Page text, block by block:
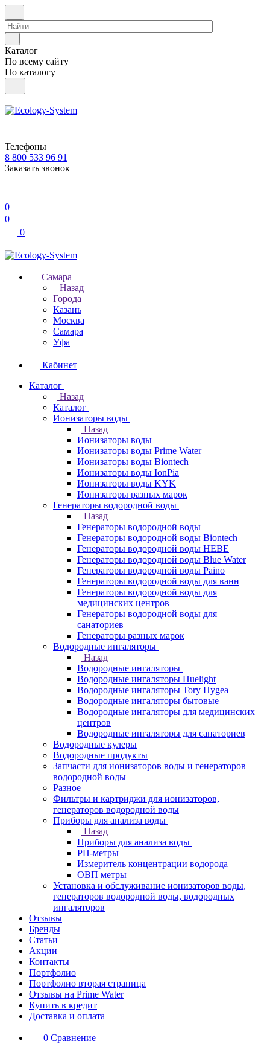
Каталог
По всему сайту
По каталогу
Телефоны
8 800 533 96 91
Заказать звонок
0
0
0
Самара
Назад
Города
Казань
Москва
Самара
Уфа
Кабинет
Каталог
Назад
Каталог
Ионизаторы воды
Назад
Ионизаторы воды
Ионизаторы воды Prime Water
Ионизаторы воды Biontech
Ионизаторы воды IonPia
Ионизаторы воды KYK
Ионизаторы разных марок
Генераторы водородной воды
Назад
Генераторы водородной воды
Генераторы водородной воды Biontech
Генераторы водородной воды HEBE
Генераторы водородной воды Blue Water
Генераторы водородной воды Paino
Генераторы водородной воды для ванн
Генераторы водородной воды для
медицинских центров
Генераторы водородной воды для
санаториев
Генераторы разных марок
Водородные ингаляторы
Назад
Водородные ингаляторы
Водородные ингаляторы Huelight
Водородные ингаляторы Tory Hygea
Водородные ингаляторы бытовые
Водородные ингаляторы для медицинских
центров
Водородные ингаляторы для санаториев
Водородные кулеры
Водородные продукты
Запчасти для ионизаторов воды и генераторов
водородной воды
Разное
Фильтры и картриджи для ионизаторов,
генераторов водородной воды
Приборы для анализа воды
Назад
Приборы для анализа воды
PH-метры
Измеритель концентрации водорода
ОВП метры
Установка и обслуживание ионизаторов воды,
генераторов водородной воды, водородных
ингаляторов
Отзывы
Бренды
Статьи
Акции
Контакты
Портфолио
Портфолио вторая страница
Отзывы на Prime Water
Купить в кредит
Доставка и оплата
0 Сравнение